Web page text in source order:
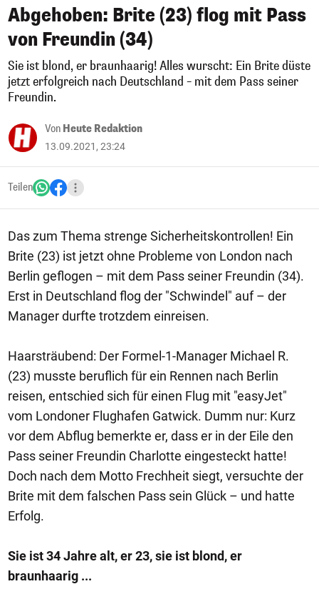
Abgehoben: Brite (23) flog mit Pass
von Freundin (34)
Sie ist blond, er braunhaarig! Alles wurscht: Ein Brite düste
jetzt erfolgreich nach Deutschland – mit dem Pass seiner
Freundin.
Von Heute Redaktion
13.09.2021, 23:24
Teilen
Das zum Thema strenge Sicherheitskontrollen! Ein
Brite (23) ist jetzt ohne Probleme von London nach
Berlin geflogen – mit dem Pass seiner Freundin (34).
Erst in Deutschland flog der "Schwindel" auf – der
Manager durfte trotzdem einreisen.
Haarsträubend: Der Formel-1-Manager Michael R.
(23) musste beruflich für ein Rennen nach Berlin
reisen, entschied sich für einen Flug mit "easyJet"
vom Londoner Flughafen Gatwick. Dumm nur: Kurz
vor dem Abflug bemerkte er, dass er in der Eile den
Pass seiner Freundin Charlotte eingesteckt hatte!
Doch nach dem Motto Frechheit siegt, versuchte der
Brite mit dem falschen Pass sein Glück – und hatte
Erfolg.
Sie ist 34 Jahre alt, er 23, sie ist blond, er
braunhaarig ...